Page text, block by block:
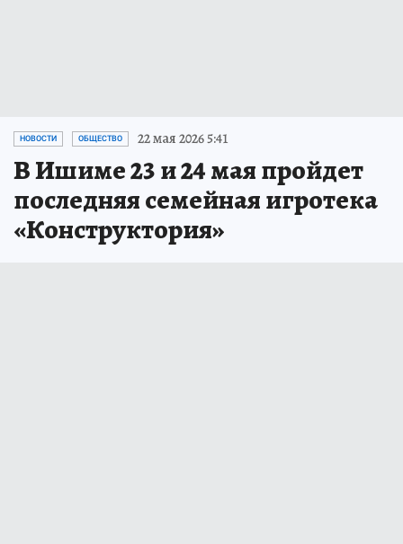
НОВОСТИ ОБЩЕСТВО 22 мая 2026 5:41
В Ишиме 23 и 24 мая пройдет
последняя семейная игротека
«Конструктория»